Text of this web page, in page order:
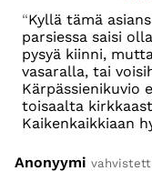
Kyllä tämä
parsiessa saisi
pysyä kiinni,
vasaralla, tai
Kärpässienikuvio
toisaalta
Kaikenkaikkiaan
Anonyymi